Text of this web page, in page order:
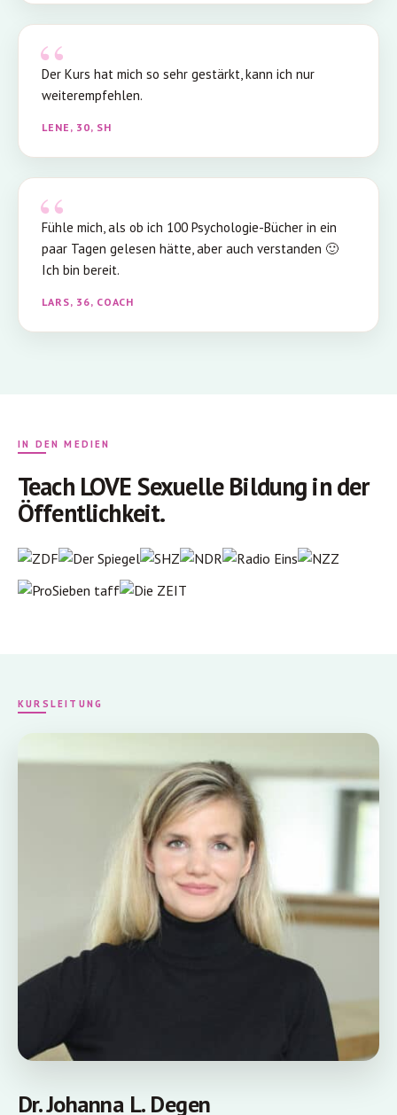
Der Kurs hat mich so sehr gestärkt, kann ich nur
weiterempfehlen.
LENE, 30, SH
Fühle mich, als ob ich 100 Psychologie-Bücher in ein
paar Tagen gelesen hätte, aber auch verstanden 🙂
Ich bin bereit.
LARS, 36, COACH
IN DEN MEDIEN
Teach LOVE Sexuelle Bildung in der
Öffentlichkeit.
KURSLEITUNG
Dr. Johanna L. Degen